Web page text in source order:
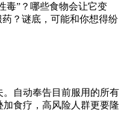
”？哪些食物会让它变
？谜底，可能和你想得纷
自动奉告目前服用的所有
食疗，高风险人群更要隆